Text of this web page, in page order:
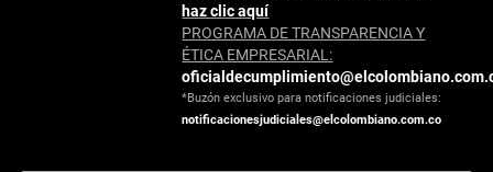
haz clic aquí
PROGRAMA DE TRANSPARENCIA Y
ÉTICA EMPRESARIAL:
*Buzón exclusivo para notificaciones judiciales:
notificacionesjudiciales@elcolombiano.com.co